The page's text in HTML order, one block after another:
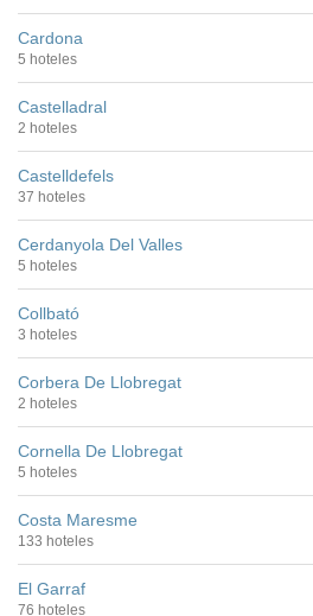
Cardona
5 hoteles
Castelladral
2 hoteles
Castelldefels
37 hoteles
Cerdanyola Del Valles
5 hoteles
Collbató
3 hoteles
Corbera De Llobregat
2 hoteles
Cornella De Llobregat
5 hoteles
Costa Maresme
133 hoteles
El Garraf
76 hoteles